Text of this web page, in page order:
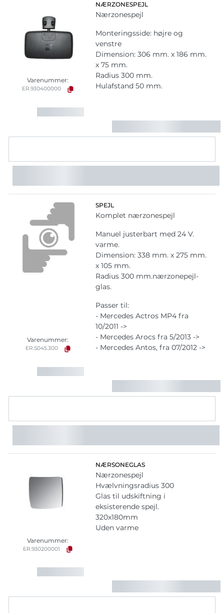
Varenummer:
ER.930400000
NÆRZONESPEJL
Nærzonespejl
Monteringsside: højre og
venstre
Dimension: 306 mm. x 186 mm.
x 75 mm.
Radius 300 mm.
Hulafstand 50 mm.
Varenummer:
ER.S045.300
SPEJL
Komplet nærzonespejl
Manuel justerbart med 24 V.
varme.
Dimension: 338 mm. x 275 mm.
x 105 mm.
Radius 300 mm.nærzonepejl-
glas.
Passer til:
- Mercedes Actros MP4 fra
10/2011 ->
- Mercedes Arocs fra 5/2013 ->
- Mercedes Antos, fra 07/2012 ->
Varenummer:
ER.930200001
NÆRSONEGLAS
Nærzonespejl
Hvælvningsradius 300
Glas til udskiftning i
eksisterende spejl.
320x180mm
Uden varme